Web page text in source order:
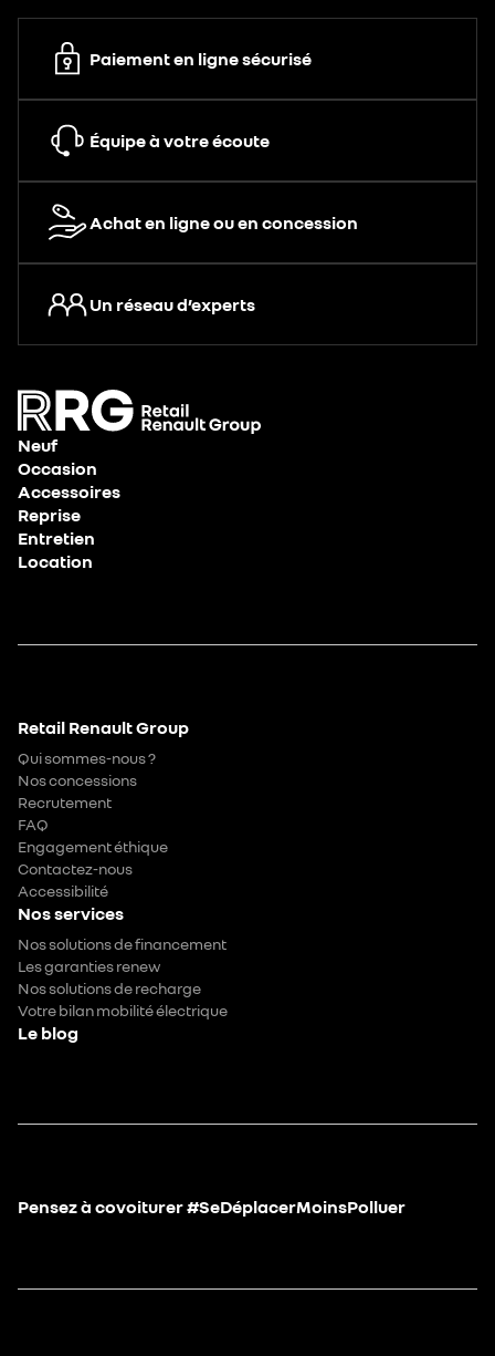
Paiement en ligne sécurisé
Équipe à votre écoute
Achat en ligne ou en concession
Un réseau d’experts
Neuf
Occasion
Accessoires
Reprise
Entretien
Location
Retail Renault Group
Qui sommes-nous ?
Nos concessions
Recrutement
FAQ
Engagement éthique
Contactez-nous
Accessibilité
Nos services
Nos solutions de financement
Les garanties renew
Nos solutions de recharge
Votre bilan mobilité électrique
Le blog
Pensez à covoiturer #SeDéplacerMoinsPolluer